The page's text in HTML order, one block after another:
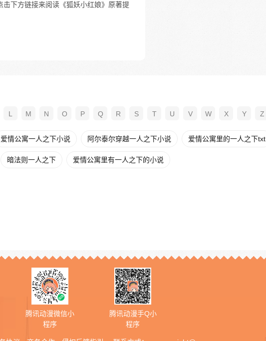
下方链接来阅读《狐妖小红娘》原著提
L M N O P Q R S T U V W X Y Z
爱情公寓一人之下小说 阿尔泰尔穿越一人之下小说 爱情公寓里的一人之下txt
暗法则一人之下 爱情公寓里有一人之下的小说
腾讯动漫微信小
程序
腾讯动漫手Q小
程序